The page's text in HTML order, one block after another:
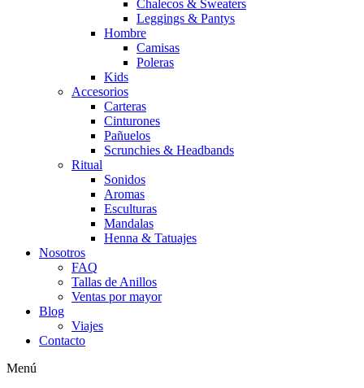
Chalecos & Sweaters
Leggings & Pantys
Hombre
Camisas
Poleras
Kids
Accesorios
Carteras
Cinturones
Pañuelos
Scrunchies & Headbands
Ritual
Sonidos
Aromas
Esculturas
Mandalas
Henna & Tatuajes
Nosotros
FAQ
Tallas de Anillos
Ventas por mayor
Blog
Viajes
Contacto
Menú